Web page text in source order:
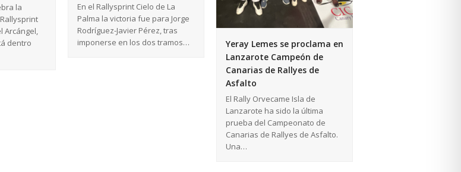
la
Arcángel,
dentro
En el Rallysprint Cielo de La
Palma la victoria fue para Jorge
Rodríguez-Javier Pérez, tras
imponerse en los dos tramos…
Yeray Lemes se proclama en
Lanzarote Campeón de
Canarias de Rallyes de
Asfalto
El Rally Orvecame Isla de
Lanzarote ha sido la última
prueba del Campeonato de
Canarias de Rallyes de Asfalto.
Una…